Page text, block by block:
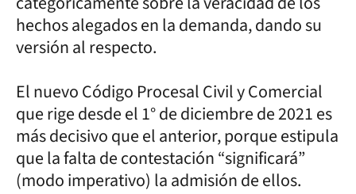
hechos alegados en la demanda, dando su
versión al respecto.
El nuevo Código Procesal Civil y Comercial
que rige desde el 1° de diciembre de 2021 es
más decisivo que el anterior, porque estipula
que la falta de contestación “significará”
(modo imperativo) la admisión de ellos.